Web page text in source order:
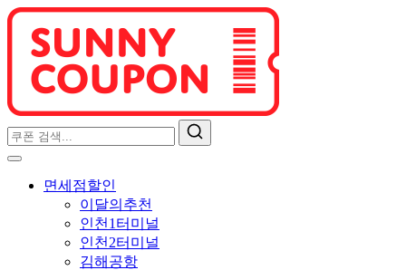
면세점할인
이달의추천
인천1터미널
인천2터미널
김해공항